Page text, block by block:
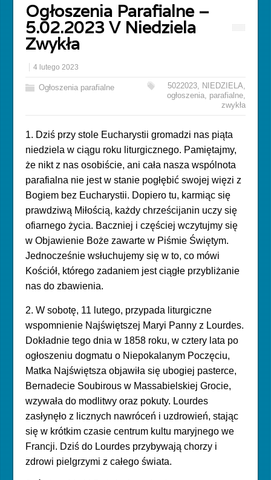
Ogłoszenia Parafialne –
5.02.2023 V Niedziela
Zwykła
4 lutego 2023
Ogłoszenia parafialne 5022023, NIEDZIELA,
ogłoszenia, parafialne,
zwykła
1. Dziś przy stole Eucharystii gromadzi nas piąta
niedziela w ciągu roku liturgicznego. Pamiętajmy,
że nikt z nas osobiście, ani cała nasza wspólnota
parafialna nie jest w stanie pogłębić swojej więzi z
Bogiem bez Eucharystii. Dopiero tu, karmiąc się
prawdziwą Miłością, każdy chrześcijanin uczy się
ofiarnego życia. Baczniej i częściej wczytujmy się
w Objawienie Boże zawarte w Piśmie Świętym.
Jednocześnie wsłuchujemy się w to, co mówi
Kościół, którego zadaniem jest ciągłe przybliżanie
nas do zbawienia.
2. W sobotę, 11 lutego, przypada liturgiczne
wspomnienie Najświętszej Maryi Panny z Lourdes.
Dokładnie tego dnia w 1858 roku, w cztery lata po
ogłoszeniu dogmatu o Niepokalanym Poczęciu,
Matka Najświętsza objawiła się ubogiej pasterce,
Bernadecie Soubirous w Massabielskiej Grocie,
wzywała do modlitwy oraz pokuty. Lourdes
zasłynęło z licznych nawróceń i uzdrowień, stając
się w krótkim czasie centrum kultu maryjnego we
Francji. Dziś do Lourdes przybywają chorzy i
zdrowi pielgrzymi z całego świata.